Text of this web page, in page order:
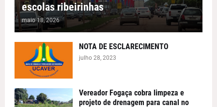
escolas ribeirinhas
maio 18, 2026
NOTA DE ESCLARECIMENTO
julho 28, 2023
Vereador Fogaça cobra limpeza e
projeto de drenagem para canal no